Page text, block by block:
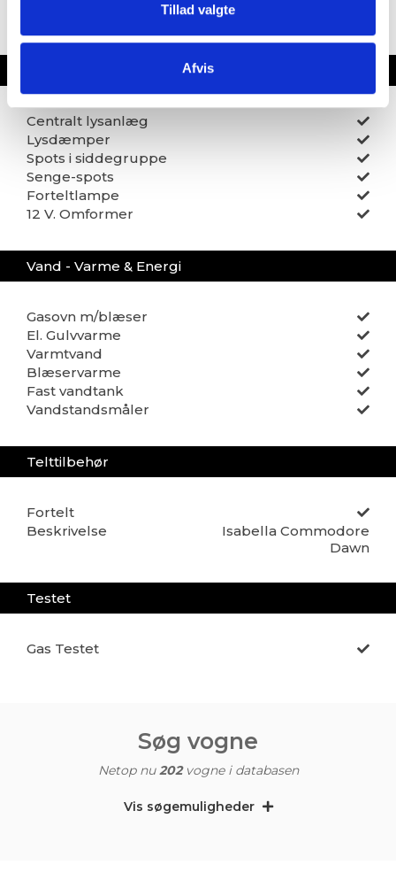
Tillad valgte
Afvis
Centralt lysanlæg
Lysdæmper
Spots i siddegruppe
Senge-spots
Forteltlampe
12 V. Omformer
Vand - Varme & Energi
Gasovn m/blæser
El. Gulvvarme
Varmtvand
Blæservarme
Fast vandtank
Vandstandsmåler
Telttilbehør
Fortelt
Beskrivelse
Isabella Commodore
Dawn
Testet
Gas Testet
Søg vogne
Netop nu202vogne i databasen
Vis søgemuligheder